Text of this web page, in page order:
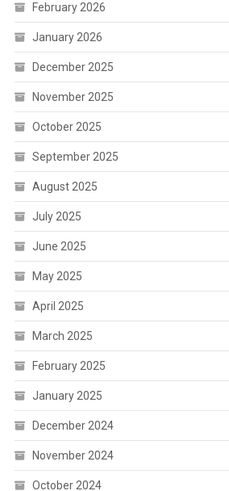
February 2026
January 2026
December 2025
November 2025
October 2025
September 2025
August 2025
July 2025
June 2025
May 2025
April 2025
March 2025
February 2025
January 2025
December 2024
November 2024
October 2024